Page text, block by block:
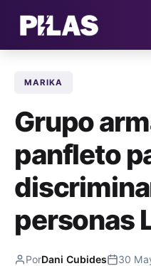
MARIKA
Grupo
panfleto
personas
PorDani Cubides 30